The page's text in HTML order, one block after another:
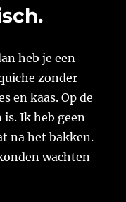
heb je een
zonder
en kaas. Op de
is. Ik heb geen
na het bakken.
wachten